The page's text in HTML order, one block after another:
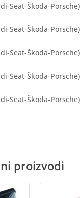
Seat-Škoda-
Seat-Škoda-
Seat-Škoda-
Seat-Škoda-
Seat-Škoda-
proizvodi